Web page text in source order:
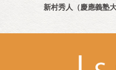
新村秀人（慶應義塾